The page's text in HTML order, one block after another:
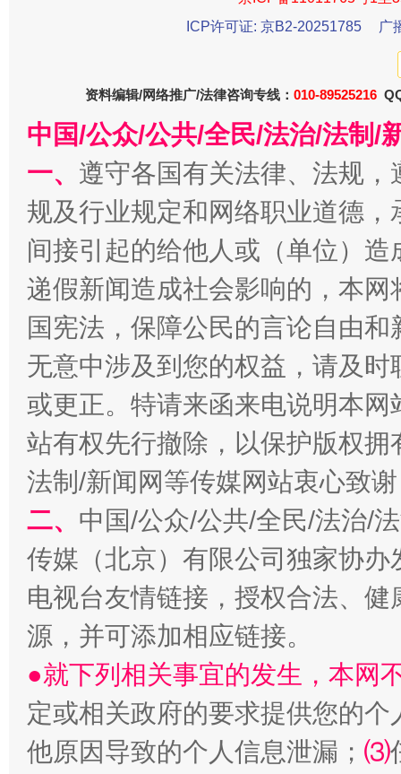
揭开“小金库”的免责幌子
受贿1.44亿！段成刚被判无期 从幼
全民健身五年计划来了！等你上场
ICP许可证: 京B2-20251785
广
资料编辑/网络推广/法律咨询专线： 010-89525216
中国/公众/公共/全民/法治/法制/
一、 遵守各国有关法律、法规
规及行业规定和网络职业道德
间接引起的给他人或（单位）
递假新闻造成社会影响的，本
国宪法，保障公民的言论自由
无意中涉及到您的权益，请及
或更正。特请来函来电说明本
站有权先行撤除，以保护版权
法制/新闻网等传媒网站衷心致
二、 中国/公众/公共/全民/法治/
传媒（北京）有限公司独家协
电视台友情链接，授权合法、
源，并可添加相应链接。
●就下列相关事宜的发生，本网
定或相关政府的要求提供您的个
他原因导致的个人信息泄漏； ⑶